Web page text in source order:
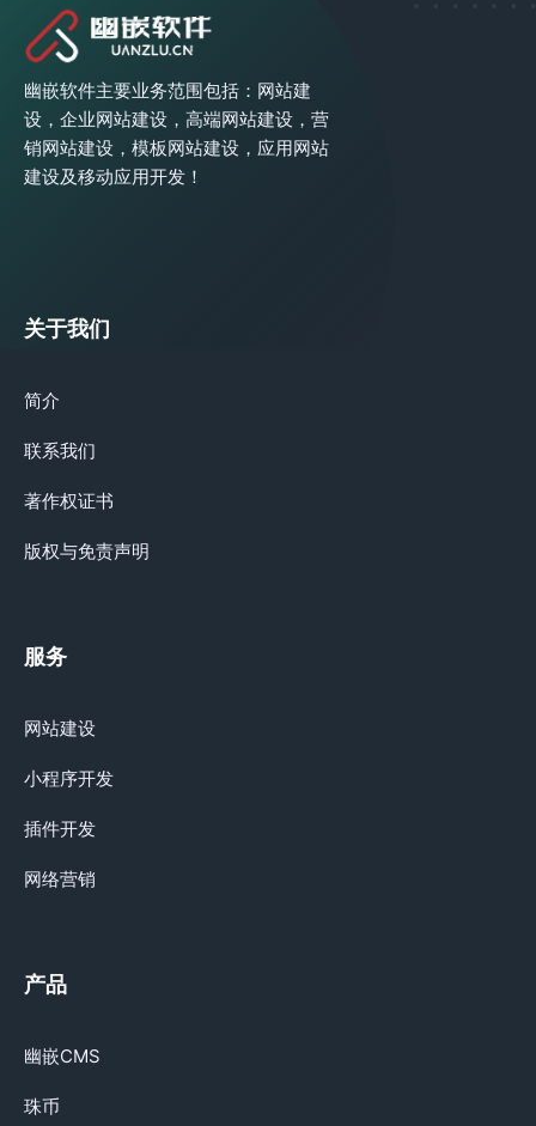
幽嵌软件主要业务范围包括：网站建
设，企业网站建设，高端网站建设，营
销网站建设，模板网站建设，应用网站
建设及移动应用开发！
关于我们
简介
联系我们
著作权证书
版权与免责声明
服务
网站建设
小程序开发
插件开发
网络营销
产品
幽嵌CMS
珠币